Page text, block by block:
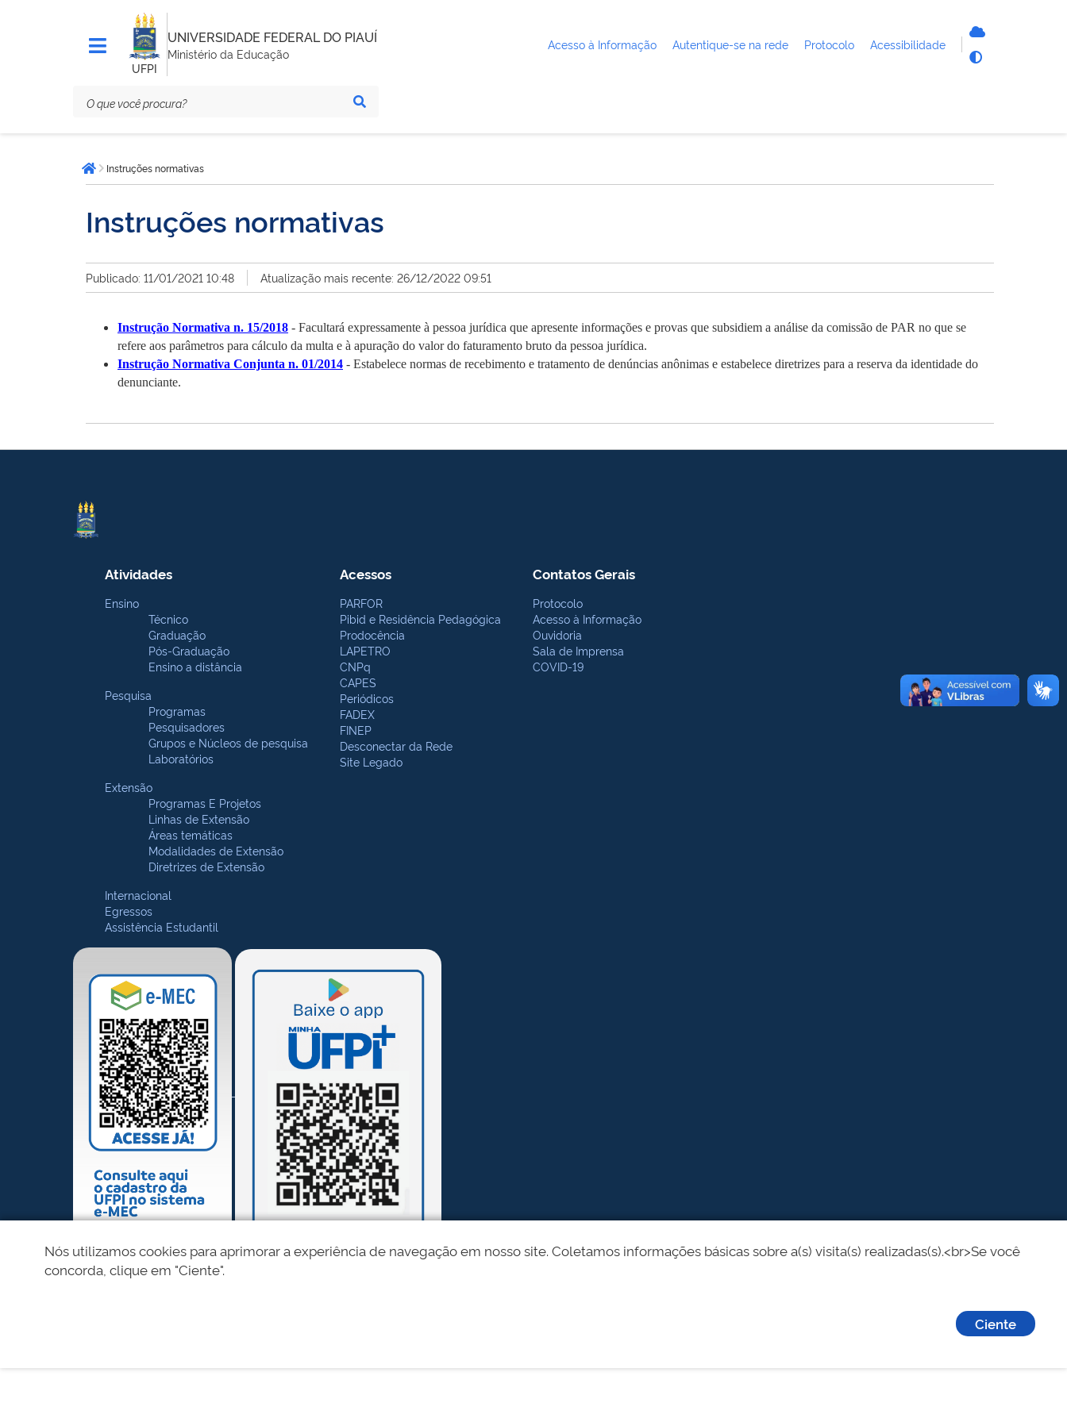
UFPI
UNIVERSIDADE FEDERAL DO PIAUÍ
Ministério da Educação
Acesso à Informação Autentique-se na rede Protocolo Acessibilidade
está
aqui:Página inicial
Instruções normativas
Instruções normativas
Publicado: 11/01/2021 10:48 Atualização mais recente: 26/12/2022 09:51
Instrução Normativa n. 15/2018 - Facultará expressamente à pessoa jurídica que apresente informações e provas que subsidiem a análise da comissão de PAR no que se
refere aos parâmetros para cálculo da multa e à apuração do valor do faturamento bruto da pessoa jurídica.
Instrução Normativa Conjunta n. 01/2014 - Estabelece normas de recebimento e tratamento de denúncias anônimas e estabelece diretrizes para a reserva da identidade do
denunciante.
Atividades
Ensino
Técnico
Graduação
Pós-Graduação
Ensino a distância
Pesquisa
Programas
Pesquisadores
Grupos e Núcleos de pesquisa
Laboratórios
Extensão
Programas E Projetos
Linhas de Extensão
Áreas temáticas
Modalidades de Extensão
Diretrizes de Extensão
Internacional
Egressos
Assistência Estudantil
Acessos
PARFOR
Pibid e Residência Pedagógica
Prodocência
LAPETRO
CNPq
CAPES
Periódicos
FADEX
FINEP
Desconectar da Rede
Site Legado
Contatos Gerais
Protocolo
Acesso à Informação
Ouvidoria
Sala de Imprensa
COVID-19
Nós utilizamos cookies para aprimorar a experiência de navegação em nosso site. Coletamos informações básicas sobre a(s) visita(s) realizadas(s).<br>Se você
concorda, clique em "Ciente".
Ciente